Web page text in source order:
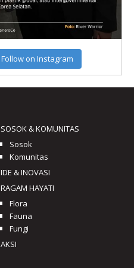
Follow on Instagram
SOSOK & KOMUNITAS
Sosok
Komunitas
IDE & INOVASI
RAGAM HAYATI
Flora
Fauna
Fungi
AKSI